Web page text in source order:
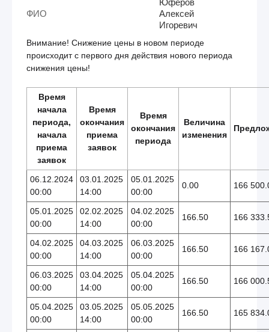
ФИО
Алексей
Игоревич
Внимание! Снижение цены в новом периоде
происходит с первого дня действия нового периода
снижения цены!
Время
начала
периода,
начала
приема
заявок
Время
окончания
приема
заявок
Время
окончания
периода
Величина
изменения
06.12.2024
00:00
03.01.2025
14:00
05.01.2025
00:00
0.00 166
05.01.2025
00:00
02.02.2025
14:00
04.02.2025
00:00
166.50 166
04.02.2025
00:00
04.03.2025
14:00
06.03.2025
00:00
166.50 166
06.03.2025
00:00
03.04.2025
14:00
05.04.2025
00:00
166.50 166
05.04.2025
00:00
03.05.2025
14:00
05.05.2025
00:00
166.50 165